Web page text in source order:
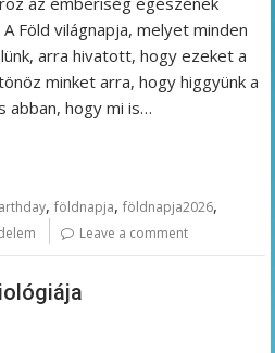
Föld világnapja, melyet minden
arra hivatott, hogy ezeket a
minket arra, hogy higgyünk a
abban, hogy mi is…
,földnapja,földnapja2026,
Leave a comment